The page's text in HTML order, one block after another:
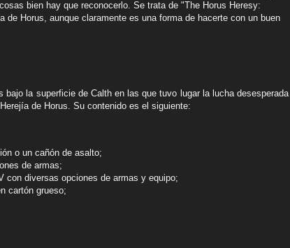
bien hay que reconocerlo. Se trata de "The Horus Heresy:
de Horus, aunque claramente es una forma de hacerte con un buen
bajo la superficie de Calth en las que tuvo lugar la lucha desesperada
de Horus. Su contenido es el siguiente:
o un cañón de asalto;
de armas;
con diversas opciones de armas y equipo;
cartón grueso;